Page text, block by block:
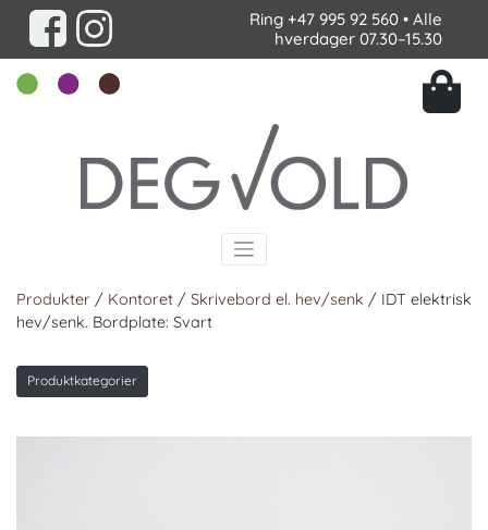
Ring +47 995 92 560 • Alle
hverdager 07.30–15.30
Produkter / Kontoret / Skrivebord el. hev/senk / IDT elektrisk
hev/senk. Bordplate: Svart
Produktkategorier